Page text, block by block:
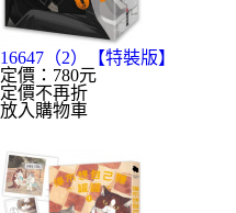
16647（2）【特裝版】
定價：780元
定價不再折
放入購物車